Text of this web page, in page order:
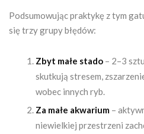
Podsumowując praktykę z tym
się trzy grupy błędów:
Zbyt małe stado – 2–3
skutkują stresem,
wobec innych ryb.
Za małe akwarium –
niewielkiej przestrzeni